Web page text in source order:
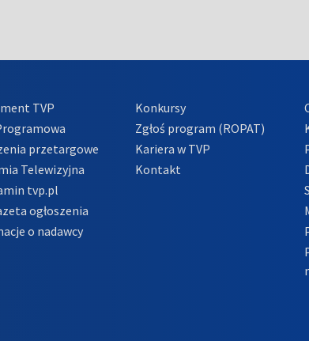
TVP
przetargowe
Telewizyjna
tvp.pl
ogłoszenia
o nadawcy
Konkursy
Zgłoś program (ROPAT)
Kariera w TVP
Kontakt